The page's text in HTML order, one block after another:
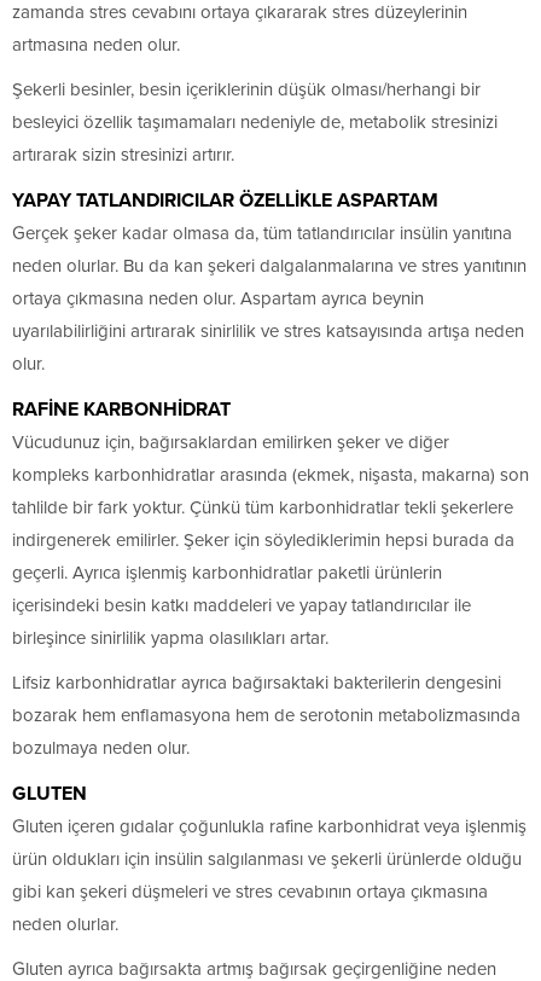
zamanda stres cevabını ortaya çıkararak stres düzeylerinin
artmasına neden olur.
Şekerli besinler, besin içeriklerinin düşük olması/herhangi bir
besleyici özellik taşımamaları nedeniyle de, metabolik stresinizi
artırarak sizin stresinizi artırır.
YAPAY TATLANDIRICILAR ÖZELLİKLE ASPARTAM
Gerçek şeker kadar olmasa da, tüm tatlandırıcılar insülin yanıtına
neden olurlar. Bu da kan şekeri dalgalanmalarına ve stres yanıtının
ortaya çıkmasına neden olur. Aspartam ayrıca beynin
uyarılabilirliğini artırarak sinirlilik ve stres katsayısında artışa neden
olur.
RAFİNE KARBONHİDRAT
Vücudunuz için, bağırsaklardan emilirken şeker ve diğer
kompleks karbonhidratlar arasında (ekmek, nişasta, makarna) son
tahlilde bir fark yoktur. Çünkü tüm karbonhidratlar tekli şekerlere
indirgenerek emilirler. Şeker için söylediklerimin hepsi burada da
geçerli. Ayrıca işlenmiş karbonhidratlar paketli ürünlerin
içerisindeki besin katkı maddeleri ve yapay tatlandırıcılar ile
birleşince sinirlilik yapma olasılıkları artar.
Lifsiz karbonhidratlar ayrıca bağırsaktaki bakterilerin dengesini
bozarak hem enflamasyona hem de serotonin metabolizmasında
bozulmaya neden olur.
GLUTEN
Gluten içeren gıdalar çoğunlukla rafine karbonhidrat veya işlenmiş
ürün oldukları için insülin salgılanması ve şekerli ürünlerde olduğu
gibi kan şekeri düşmeleri ve stres cevabının ortaya çıkmasına
neden olurlar.
Gluten ayrıca bağırsakta artmış bağırsak geçirgenliğine neden